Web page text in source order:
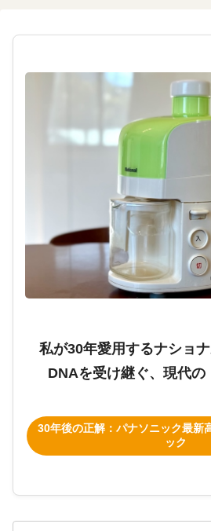
私が30年愛用するナショ
DNAを受け継ぐ、現代の
30年後の正解：パナソニック最新
ック